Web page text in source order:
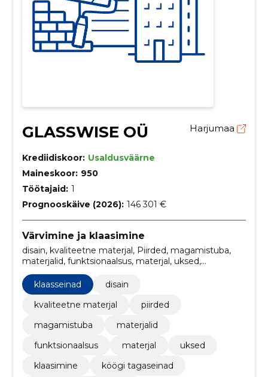
GLASSWISE OÜ Harjumaa
Krediidiskoor: Usaldusväärne
Maineskoor: 950
Töötajaid: 1
Prognooskäive (2026): 146 301 €
Värvimine ja klaasimine
disain, kvaliteetne materjal, Piirded, magamistuba,
materjalid, funktsionaalsus, materjal, uksed,
klaasseinad
disain
kvaliteetne materjal
piirded
magamistuba
materjalid
funktsionaalsus
materjal
uksed
klaasimine
köögi tagaseinad